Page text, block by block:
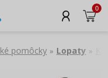
0
pomôcky » Lopaty »